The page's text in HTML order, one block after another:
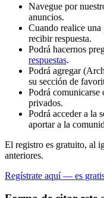
Navegue por
anuncios.
Cuando realice una
recibir respuesta.
Podrá hacernos
respuestas.
Podrá agregar
su sección de
Podrá comunicarse
privados.
Podrá acceder a la
aportar a la
El registro es gratuito, al
anteriores.
Regístrate aquí — es